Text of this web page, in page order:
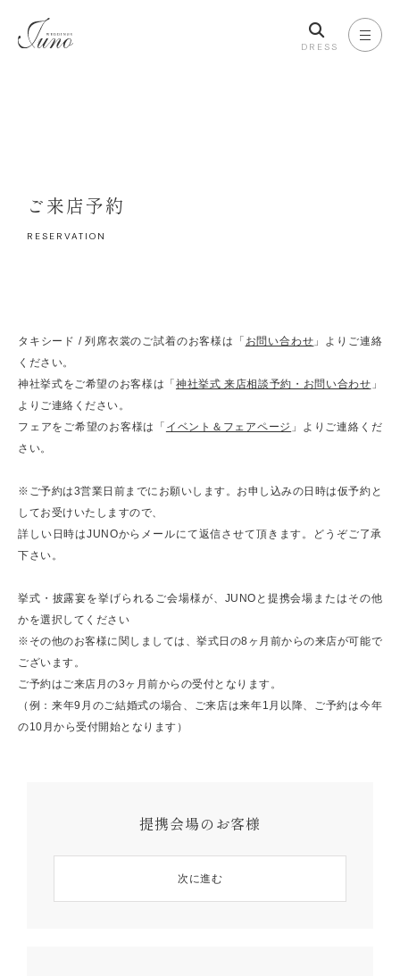
DRESS
ご来店予約
RESERVATION
タキシード / 列席衣裳のご試着のお客様は「 お問い合わせ 」よりご連絡
ください。
神社挙式をご希望のお客様は「 神社挙式 来店相談予約・お問い合わせ 」
よりご連絡ください。
フェアをご希望のお客様は「 イベント＆フェアページ 」よりご連絡くだ
さい。
※ご予約は3営業日前までにお願いします。お申し込みの日時は仮予約と
してお受けいたしますので、
詳しい日時はJUNOからメールにて返信させて頂きます。どうぞご了承
下さい。
挙式・披露宴を挙げられるご会場様が、JUNOと提携会場またはその他
かを選択してください
※その他のお客様に関しましては、挙式日の8ヶ月前からの来店が可能で
ございます。
ご予約はご来店月の3ヶ月前からの受付となります。
（例：来年9月のご結婚式の場合、ご来店は来年1月以降、ご予約は今年
の10月から受付開始となります）
提携会場のお客様
次に進む